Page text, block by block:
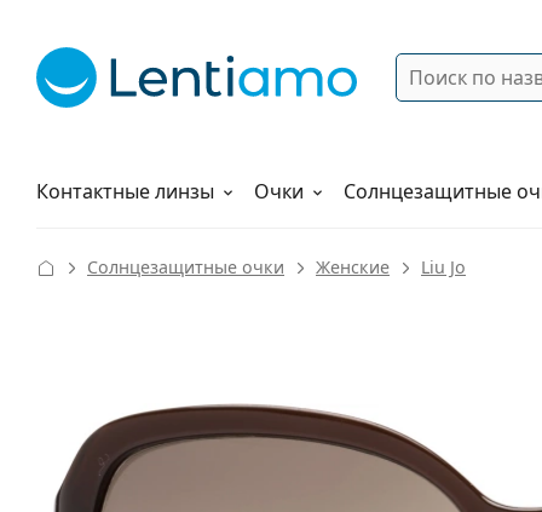
Поиск
Контактные линзы
Растворы Очки Солнцезащитные
Как заказать
Солнцезащитные очки Женские Liu Jo